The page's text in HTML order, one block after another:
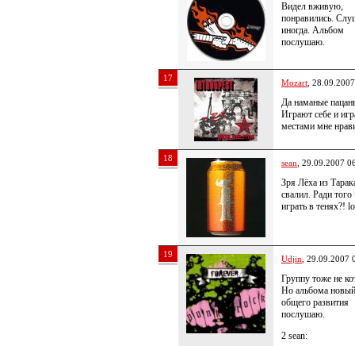
Видел вживую,
понравились.
иногда. Альбом
послушаю.
17 Mozart ,
Да наманые
Играют себе и
местами мне
18 sean , 29.09.2007
Зря Лёха из
свалил. Ради
играть в тенях?!
19 Udjin , 29.09.2007
Группу тоже не
Но альбома
общего развития
послушаю.
2 sean: